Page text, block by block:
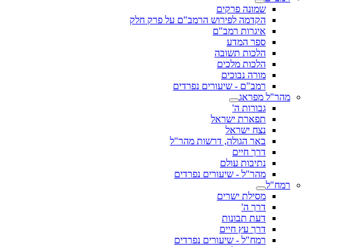
שמונה פרקים
הקדמה לפירוש הרמב"ם על פרק חלק
איגרות רמב"ם
ספר המדע
הלכות תשובה
הלכות מלכים
מורה נבוכים
רמב"ם - שיעורים נפרדים
מהר"ל מפראג
גבורות ה'
תפארת ישראל
נצח ישראל
באר הגולה, דרשות מהר"ל
דרך חיים
נתיבות עולם
מהר"ל - שיעורים נפרדים
רמח"ל
מסילת ישרים
דרך ה'
דעת תבונות
דרך עץ חיים
רמח"ל - שיעורים נפרדים